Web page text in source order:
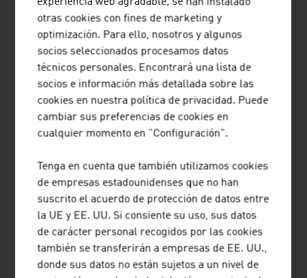
NOTICIAS
Nuestras noticias
02. JUNIO 2026
PREMIO A LA EXPORTACIÓN
experiencia web agradable, se han instalado
otras cookies con fines de marketing y
optimización. Para ello, nosotros y algunos
socios seleccionados procesamos datos
técnicos personales. Encontrará una lista de
socios e información más detallada sobre las
cookies en nuestra política de privacidad. Puede
cambiar sus preferencias de cookies en
cualquier momento en "Configuración".
Tenga en cuenta que también utilizamos cookies
de empresas estadounidenses que no han
suscrito el acuerdo de protección de datos entre
la UE y EE. UU. Si consiente su uso, sus datos
de carácter personal recogidos por las cookies
también se transferirán a empresas de EE. UU.,
donde sus datos no están sujetos a un nivel de